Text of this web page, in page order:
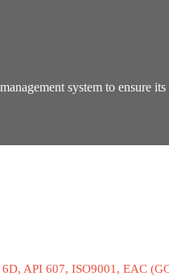
system to ensure its
API 607, ISO9001, EAC